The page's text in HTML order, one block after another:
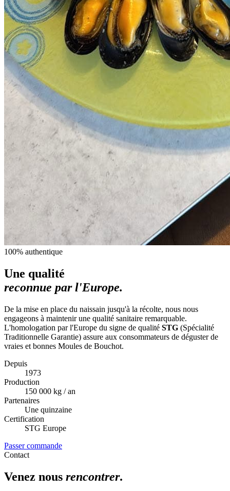
100% authentique
Une qualité
reconnue par l'Europe.
De la mise en place du naissain jusqu'à la récolte, nous nous
engageons à maintenir une qualité sanitaire remarquable.
L'homologation par l'Europe du signe de qualité STG (Spécialité
Traditionnelle Garantie) assure aux consommateurs de déguster de
vraies et bonnes Moules de Bouchot.
Depuis
1973
Production
150 000 kg / an
Partenaires
Une quinzaine
Certification
STG Europe
Passer commande
Contact
Venez nous rencontrer.